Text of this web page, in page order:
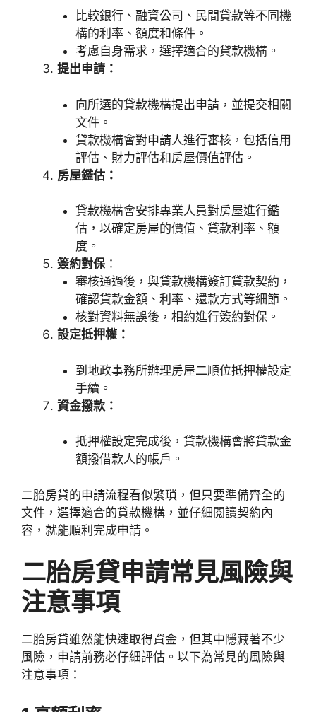
比較銀行、融資公司、民間貸款等不同機
構的利率、額度和條件。
考慮自身需求，選擇適合的貸款機構。
提出申請：
向所選的貸款機構提出申請，並提交相關
文件。
貸款機構會對申請人進行審核，包括信用
評估、財力評估和房屋價值評估。
房屋鑑估：
貸款機構會安排專業人員對房屋進行鑑
估，以確定房屋的價值、貸款利率、額
度。
簽約對保 ：
審核通過後，與貸款機構簽訂貸款契約，
確認貸款金額、利率、還款方式等細節。
核對資料無誤後，相約進行簽約對保。
設定抵押權：
到地政事務所辦理房屋二順位抵押權設定
手續。
資金撥款：
抵押權設定完成後，貸款機構會將貸款金
額撥借款人的帳戶。
二胎房貸的申請流程看似繁瑣，但只要準備齊全的
文件，選擇適合的貸款機構，並仔細閱讀契約內
容，就能順利完成申請。
二胎房貸申請常見風險與
注意事項
二胎房貸雖然能快速取得資金，但其中隱藏著不少
風險，申請前務必仔細評估。以下為常見的風險與
注意事項：